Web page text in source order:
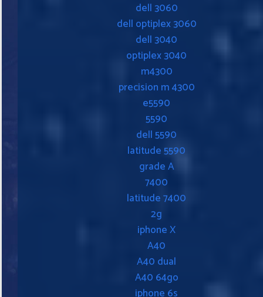
dell 3060
dell optiplex 3060
dell 3040
optiplex 3040
m4300
precision m 4300
e5590
5590
dell 5590
latitude 5590
grade A
7400
latitude 7400
2g
iphone X
A40
A40 dual
A40 64go
iphone 6s